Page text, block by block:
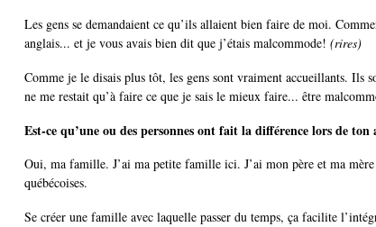
Les gens se demandaient ce qu’ils allaient bien faire de moi.
anglais... et je vous avais bien dit que j’étais malcommode! (rires)
Comme je le disais plus tôt, les gens sont vraiment accueillants. Ils
ne me restait qu’à faire ce que je sais le mieux faire... être
Est-ce qu’une ou des personnes ont fait la différence lors de
Oui, ma famille. J’ai ma petite famille ici. J’ai mon père et ma
québécoises.
Se créer une famille avec laquelle passer du temps, ça facilite